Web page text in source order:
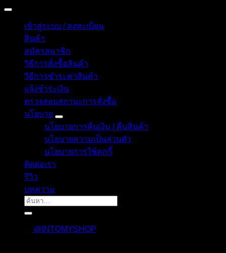
เข้าสู่ระบบ / ลงทะเบียน
สินค้า
สมัครสมาชิก
วิธีการสั่งซื้อสินค้า
วิธีการชำระค่าสินค้า
แจ้งชำระเงิน
ตรวจสอบสถานะการสั่งซื้อ
นโยบาย
นโยบายการคืนเงิน | คืนสินค้า
นโยบายความเป็นส่วนตัว
นโยบายการใช้คุกกี้
ติดต่อเรา
รีวิว
บทความ
ค้นหา:
@INTOMYSHOP